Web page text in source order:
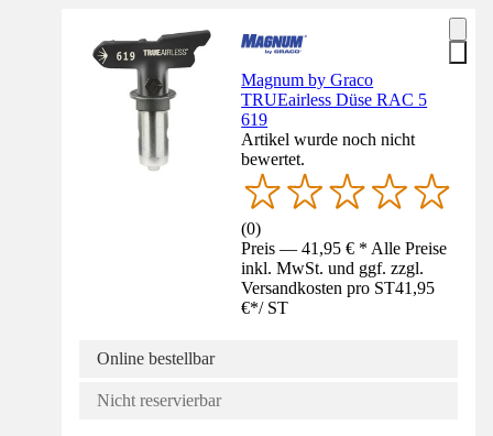
Magnum by Graco
TRUEairless Düse RAC 5
619
Artikel wurde noch nicht
bewertet.
(0)
Preis — 41,95 € * Alle Preise
inkl. MwSt. und ggf. zzgl.
Versandkosten pro ST41,95
€*/ ST
Online bestellbar
Nicht reservierbar